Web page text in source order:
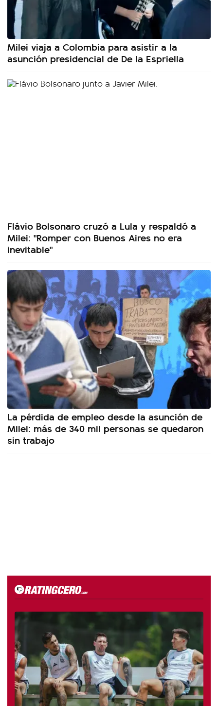
Milei viaja a Colombia para asistir a la
asunción presidencial de De la Espriella
Flávio Bolsonaro cruzó a Lula y respaldó a
Milei: "Romper con Buenos Aires no era
inevitable"
La pérdida de empleo desde la asunción de
Milei: más de 340 mil personas se quedaron
sin trabajo